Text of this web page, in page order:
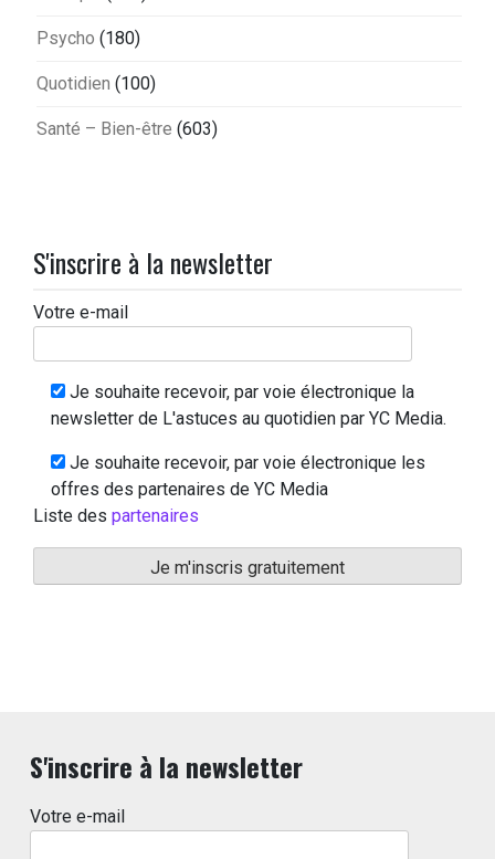
Psycho (180)
Quotidien (100)
Santé – Bien-être (603)
S'inscrire à la newsletter
Votre e-mail
Je souhaite recevoir, par voie électronique la
newsletter de L'astuces au quotidien par YC Media.
Je souhaite recevoir, par voie électronique les
offres des partenaires de YC Media
Liste des partenaires
S'inscrire à la newsletter
Votre e-mail